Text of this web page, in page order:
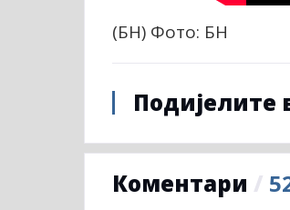
(БН) Фото: БН
Подијелите
Коментари /